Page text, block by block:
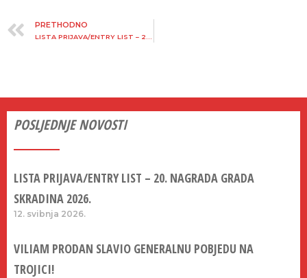
PRETHODNO
POSLJEDNJE NOVOSTI
LISTA PRIJAVA/ENTRY LIST – 20. NAGRADA GRADA
SKRADINA 2026.
12. svibnja 2026.
VILIAM PRODAN SLAVIO GENERALNU POBJEDU NA
TROJICI!